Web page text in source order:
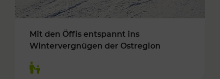
Mit den Öffis entspannt ins
Wintervergnügen der Ostregion